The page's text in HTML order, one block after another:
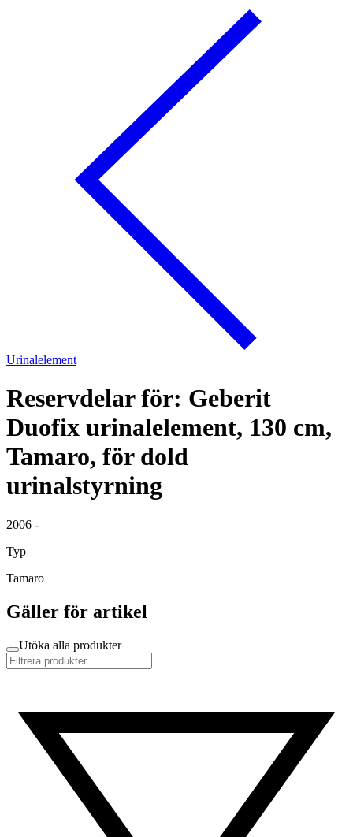
Urinalelement
Reservdelar för: Geberit
Duofix urinalelement, 130 cm,
Tamaro, för dold
urinalstyrning
2006 -
Typ
Tamaro
Gäller för artikel
Utöka alla produkter